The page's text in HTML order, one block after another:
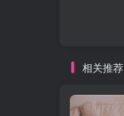
相关推荐